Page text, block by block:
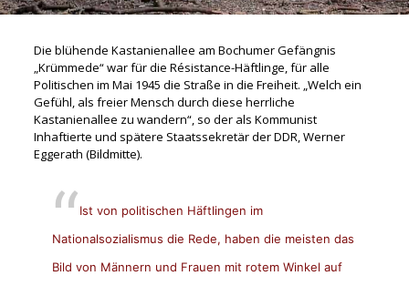
Die blühende Kastanienallee am Bochumer Gefängnis
„Krümmede“ war für die Résistance-Häftlinge, für alle
Politischen im Mai 1945 die Straße in die Freiheit. „Welch ein
Gefühl, als freier Mensch durch diese herrliche
Kastanienallee zu wandern“, so der als Kommunist
Inhaftierte und spätere Staatssekretär der DDR,Werner
Eggerath (Bildmitte).
Ist von politischen Häftlingen im
Nationalsozialismus die Rede, haben die meisten das
Bild von Männern und Frauen mit rotem Winkel auf